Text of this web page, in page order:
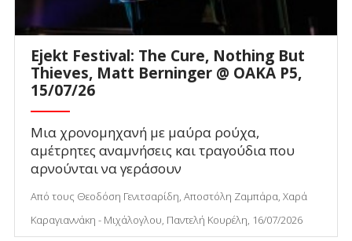
Ejekt Festival: The Cure, Nothing But
Thieves, Matt Berninger @ ΟΑΚΑ P5,
15/07/26
Μια χρονομηχανή με μαύρα ρούχα,
αμέτρητες αναμνήσεις και τραγούδια που
αρνούνται να γεράσουν
Από τους Θεοδόση Γενιτσαρίδη, Αποστόλη Ζαμπάρα, Χαρά
Καραγιαννάκη - Μιχάλογλου, Παντελή Κουρέλη, 16/07/2026